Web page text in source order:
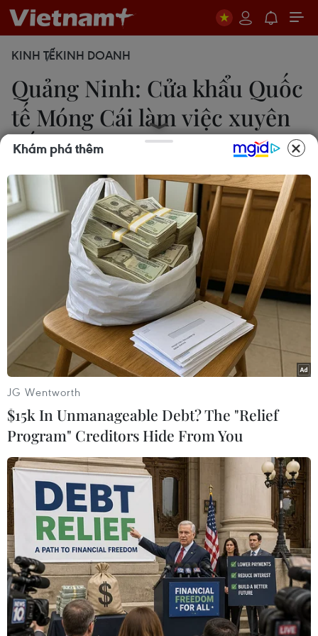
KINH TẾKINH DOANH
Quảng Ninh: Cửa khẩu Quốc
tế Móng Cái làm việc xuyên
Tết
Văn Đức
08/02/2024 03:38
Lực lượng chức năng của cặp cửa khẩu quốc tế
Móng Cái (Việt Nam)-Đông Hưng (Trung Quốc) sẽ
làm việc xuyên Tết, phục vụ nhu cầu của người
dân và du khách làm thủ tục xuất nhập cảnh qua
cửa khẩu.
Hàng hóa xuất nhập khẩu qua Cửa khẩu Bắc Luân II - Cửa
khẩu Quốc tế Móng Cái. (Ảnh: Văn Đức/TTXVN)
Trưởng ban Quản lý Cửa khẩu Quốc tế Móng Cái
(Quảng Ninh) Trần Bích Ngọc cho biết trong dịp
Khám phá thêm
JG Wentworth
$15k In Unmanageable Debt? The "Relief
Program" Creditors Hide From You